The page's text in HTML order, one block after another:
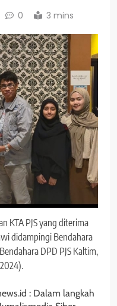
0 3 mins
KTA PJS yang diterima
didampingi Bendahara
DPD PJS Kaltim,
: Dalam langkah